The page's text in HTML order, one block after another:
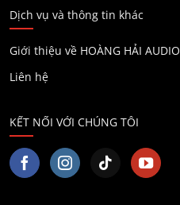
Dịch vụ và thông tin khác
Giới thiệu về HOÀNG HẢI AUDIO
Liên hệ
KẾT NỐI VỚI CHÚNG TÔI